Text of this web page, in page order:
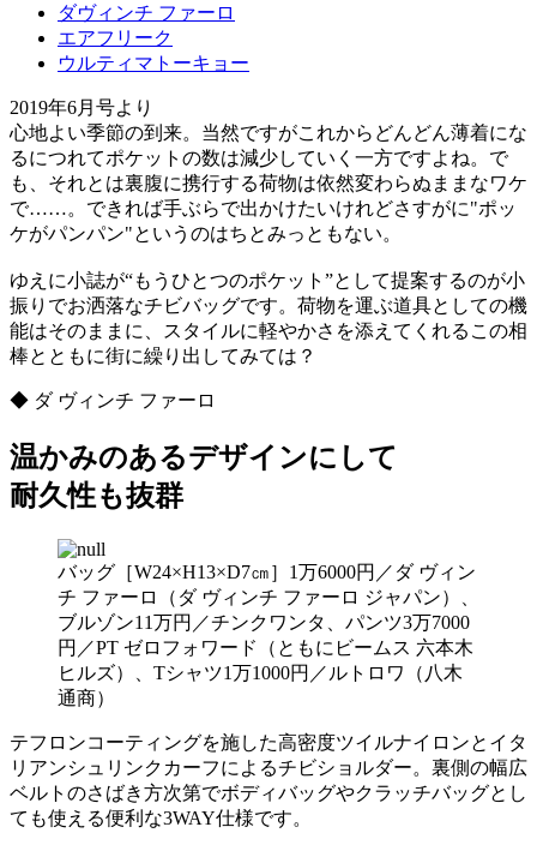
ダヴィンチ ファーロ
エアフリーク
ウルティマトーキョー
2019年6月号より
心地よい季節の到来。当然ですがこれからどんどん薄着にな
るにつれてポケットの数は減少していく一方ですよね。で
も、それとは裏腹に携行する荷物は依然変わらぬままなワケ
で……。できれば手ぶらで出かけたいけれどさすがに"ポッ
ケがパンパン"というのはちとみっともない。
ゆえに小誌が“もうひとつのポケット”として提案するのが小
振りでお洒落なチビバッグです。荷物を運ぶ道具としての機
能はそのままに、スタイルに軽やかさを添えてくれるこの相
棒とともに街に繰り出してみては？
◆ ダ ヴィンチ ファーロ
温かみのあるデザインにして
耐久性も抜群
バッグ［W24×H13×D7㎝］1万6000円／ダ ヴィン
チ ファーロ（ダ ヴィンチ ファーロ ジャパン）、
ブルゾン11万円／チンクワンタ、パンツ3万7000
円／PT ゼロフォワード（ともにビームス 六本木
ヒルズ）、Tシャツ1万1000円／ルトロワ（八木
通商）
テフロンコーティングを施した高密度ツイルナイロンとイタ
リアンシュリンクカーフによるチビショルダー。裏側の幅広
ベルトのさばき方次第でボディバッグやクラッチバッグとし
ても使える便利な3WAY仕様です。